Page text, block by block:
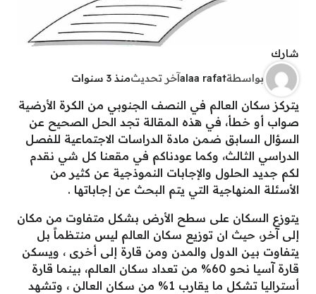
شارك
بواسطةalaa rafat آخر تحديثمنذ 3 سنوات
يتركز سكان العالم في النصف الجنوبي من الكرة الأرضية
صواب أو خطأ، في هذه المقالة تجد الحل الصحيح عن
السؤال السابق ضمن مادة الدراسات الاجتماعية للفصل
الدراسي الثالث، وكما عودناكم في مقعنا كل شي نقدم
لكم جديد الحلول والإجابات النموذجية عن كثير من
الأسئلة المنهاجية التي يتم البحث عن إجاباتها .
يتوزع السكان على سطح الأرض بشكل متفاوت من مكان
إلى آخر، حيث ان توزيع سكان العالم ليس منتظماً بل
يتفاوت بين الدول والمدن ومن قارة إلى أخرى ، ويسكن
قارة آسيا نحو 60% من تعداد سكان العالم، بينما قارة
أستراليا تشكل ما يقارب 1% من سكان العالن ، وتشهد